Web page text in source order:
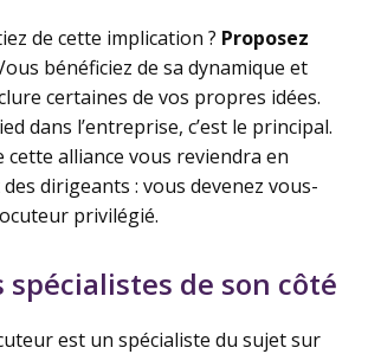
de cette implication ? Proposez
bénéficiez de sa dynamique et
certaines de vos propres idées.
dans l’entreprise, c’est le principal.
cette alliance vous reviendra en
dirigeants : vous devenez vous-
privilégié.
de son côté
est un spécialiste du sujet sur